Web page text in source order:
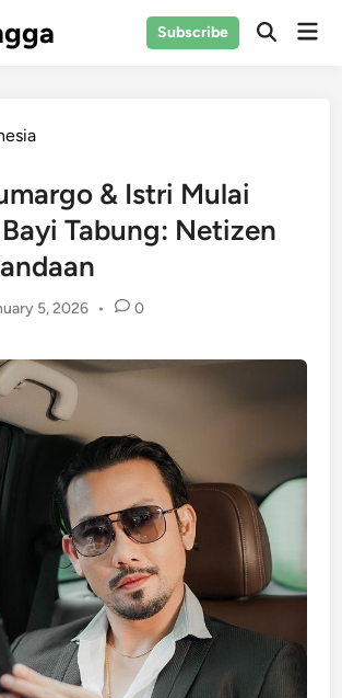
Subscribe
Open
& Istri Mulai
Tabung: Netizen
5, 2026 • 0